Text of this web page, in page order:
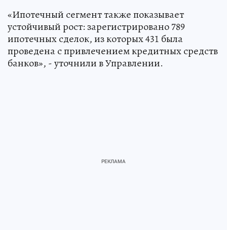
«Ипотечный сегмент также показывает
устойчивый рост: зарегистрировано 789
ипотечных сделок, из которых 431 была
проведена с привлечением кредитных средств
банков», - уточнили в Управлении.